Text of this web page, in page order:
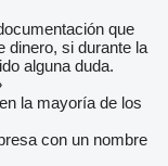
que
dinero, si durante la
alguna duda.
la mayoría de los
con un nombre